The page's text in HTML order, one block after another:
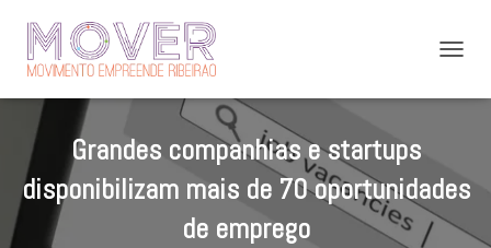
A
N
Grandes companhias e startups
disponibilizam mais de 70 oportunidades
de emprego